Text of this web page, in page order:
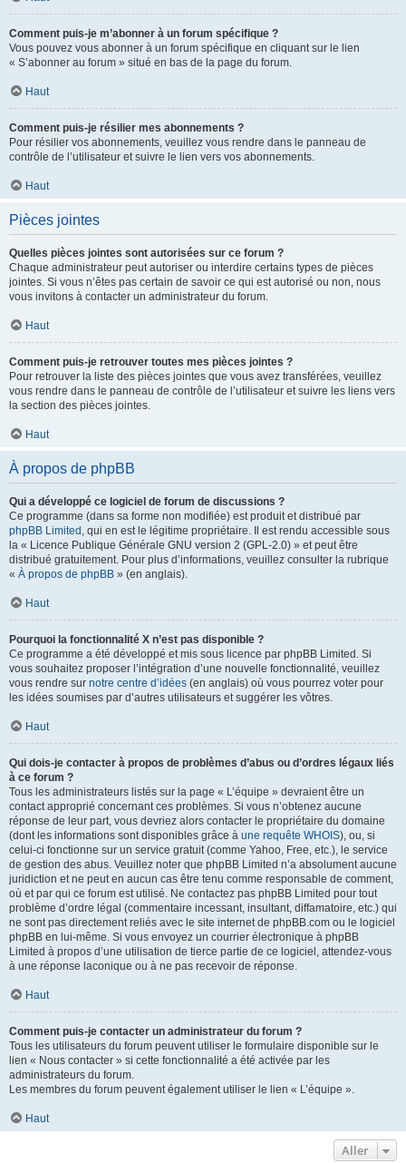
Comment puis-je m’abonner à un forum spécifique ?
Vous pouvez vous abonner à un forum spécifique en cliquant sur le lien
« S’abonner au forum » situé en bas de la page du forum.
Haut
Comment puis-je résilier mes abonnements ?
Pour résilier vos abonnements, veuillez vous rendre dans le panneau de
contrôle de l’utilisateur et suivre le lien vers vos abonnements.
Haut
Pièces jointes
Quelles pièces jointes sont autorisées sur ce forum ?
Chaque administrateur peut autoriser ou interdire certains types de pièces
jointes. Si vous n’êtes pas certain de savoir ce qui est autorisé ou non, nous
vous invitons à contacter un administrateur du forum.
Haut
Comment puis-je retrouver toutes mes pièces jointes ?
Pour retrouver la liste des pièces jointes que vous avez transférées, veuillez
vous rendre dans le panneau de contrôle de l’utilisateur et suivre les liens vers
la section des pièces jointes.
Haut
À propos de phpBB
Qui a développé ce logiciel de forum de discussions ?
Ce programme (dans sa forme non modifiée) est produit et distribué par
phpBB Limited , qui en est le légitime propriétaire. Il est rendu accessible sous
la « Licence Publique Générale GNU version 2 (GPL-2.0) » et peut être
distribué gratuitement. Pour plus d’informations, veuillez consulter la rubrique
« À propos de phpBB » (en anglais).
Haut
Pourquoi la fonctionnalité X n’est pas disponible ?
Ce programme a été développé et mis sous licence par phpBB Limited. Si
vous souhaitez proposer l’intégration d’une nouvelle fonctionnalité, veuillez
vous rendre sur notre centre d’idées (en anglais) où vous pourrez voter pour
les idées soumises par d’autres utilisateurs et suggérer les vôtres.
Haut
Qui dois-je contacter à propos de problèmes d’abus ou d’ordres légaux liés
à ce forum ?
Tous les administrateurs listés sur la page « L’équipe » devraient être un
contact approprié concernant ces problèmes. Si vous n’obtenez aucune
réponse de leur part, vous devriez alors contacter le propriétaire du domaine
(dont les informations sont disponibles grâce à une requête WHOIS), ou, si
celui-ci fonctionne sur un service gratuit (comme Yahoo, Free, etc.), le service
de gestion des abus. Veuillez noter que phpBB Limited n’a absolument aucune
juridiction et ne peut en aucun cas être tenu comme responsable de comment,
où et par qui ce forum est utilisé. Ne contactez pas phpBB Limited pour tout
problème d’ordre légal (commentaire incessant, insultant, diffamatoire, etc.) qui
ne sont pas directement reliés avec le site internet de phpBB.com ou le logiciel
phpBB en lui-même. Si vous envoyez un courrier électronique à phpBB
Limited à propos d’une utilisation de tierce partie de ce logiciel, attendez-vous
à une réponse laconique ou à ne pas recevoir de réponse.
Haut
Comment puis-je contacter un administrateur du forum ?
Tous les utilisateurs du forum peuvent utiliser le formulaire disponible sur le
lien « Nous contacter » si cette fonctionnalité a été activée par les
administrateurs du forum.
Les membres du forum peuvent également utiliser le lien « L’équipe ».
Haut
Aller